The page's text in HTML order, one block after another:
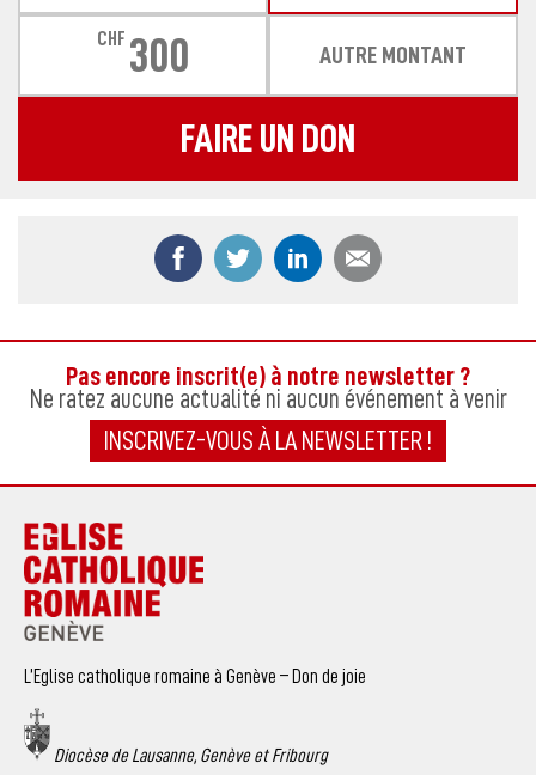
CHF 300 AUTRE MONTANT
FAIRE UN DON
Partager ce contenu sur Facebook
Partager ce contenu sur Twitter
Partager ce contenu
Pas encore inscrit(e) à notre newsletter ?
Ne ratez aucune actualité ni aucun événement à venir
INSCRIVEZ-VOUS À LA NEWSLETTER !
L’Eglise catholique romaine à Genève – Don de joie
Diocèse de Lausanne, Genève et Fribourg